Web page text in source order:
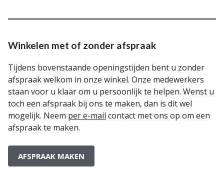
Winkelen met of zonder afspraak
Tijdens bovenstaande openingstijden bent u zonder
afspraak welkom in onze winkel. Onze medewerkers
staan voor u klaar om u persoonlijk te helpen. Wenst u
toch een afspraak bij ons te maken, dan is dit wel
mogelijk. Neem per e-mail contact met ons op om een
afspraak te maken.
AFSPRAAK MAKEN